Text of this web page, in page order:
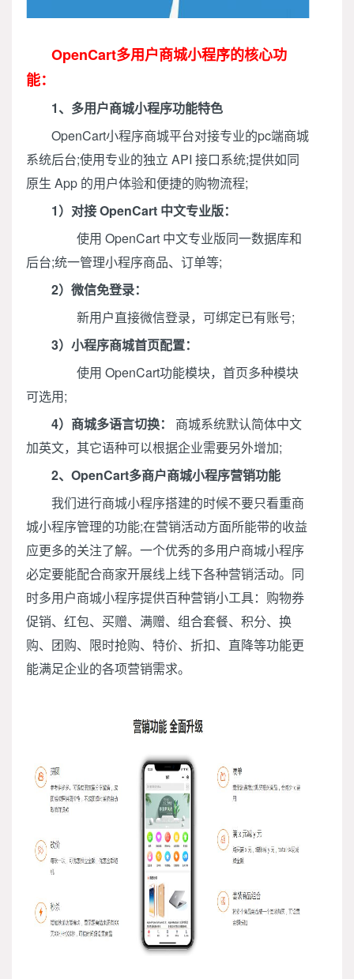
OpenCart多用户商城小程序的核心功
能：
1、多用户商城小程序功能特色
OpenCart小程序商城平台对接专业的pc端商城
系统后台;使用专业的独立 API 接口系统;提供如同
原生 App 的用户体验和便捷的购物流程;
1） 对接 OpenCart 中文专业版：
使用 OpenCart 中文专业版同一数据库和
后台;统一管理小程序商品、订单等;
2）微信免登录：
新用户直接微信登录，可绑定已有账号;
3）小程序商城首页配置：
使用 OpenCart功能模块，首页多种模块
可选用;
4）商城多语言切换：
商城系统默认简体中文
加英文，其它语种可以根据企业需要另外增加;
2、OpenCart多商户商城小程序营销功能
我们进行商城小程序搭建的时候不要只看重商
城小程序管理的功能;在营销活动方面所能带的收益
应更多的关注了解。一个优秀的多用户商城小程序
必定要能配合商家开展线上线下各种营销活动。同
时多用户商城小程序提供百种营销小工具：购物券
促销、红包、买赠、满赠、组合套餐、积分、换
购、团购、限时抢购、特价、折扣、直降等功能更
能满足企业的各项营销需求。